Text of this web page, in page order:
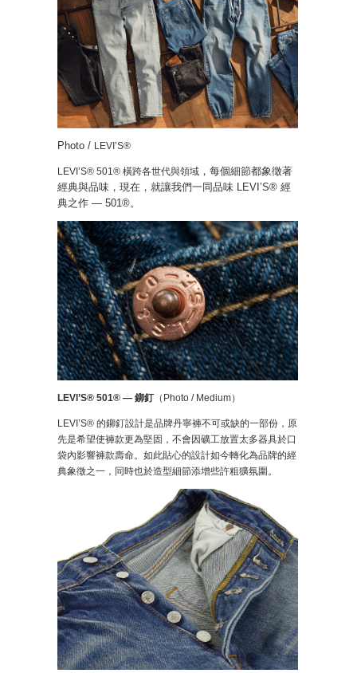
Photo / LEVI’S®
LEVI’S® 501® 橫跨各世代與領域 ，每個細節都象徵著
經典與品味，現在，就讓我們一同品味 LEVI’S® 經
典之作 — 501®。
LEVI’S® 501® — 鉚釘（Photo / Medium）
LEVI’S® 的鉚釘設計是品牌丹寧褲不可或缺的一部份，原
先是希望使褲款更為堅固，不會因礦工放置太多器具於口
袋內影響褲款壽命。如此貼心的設計如今轉化為品牌的經
典象徵之一，同時也於造型細節添增些許粗獷氛圍。